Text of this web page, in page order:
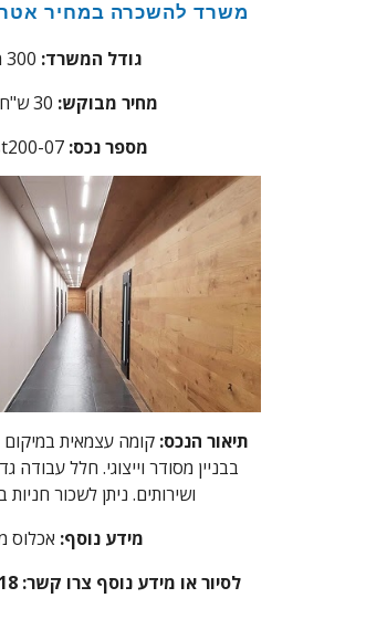
משרד להשכרה במחיר
גודל המשרד:
מחיר מבוקש: 30 ש"ח למ"ר
07 :מספר נכס
תיאור הנכס: קומה עצמאית במיקום
בבניין מסודר וייצוגי. חלל עבודה
ושירותים. ניתן לשכור
מידע נוסף: אכלוס
לסיור או מידע נוסף צרו קשר: 072-3307118 זאב